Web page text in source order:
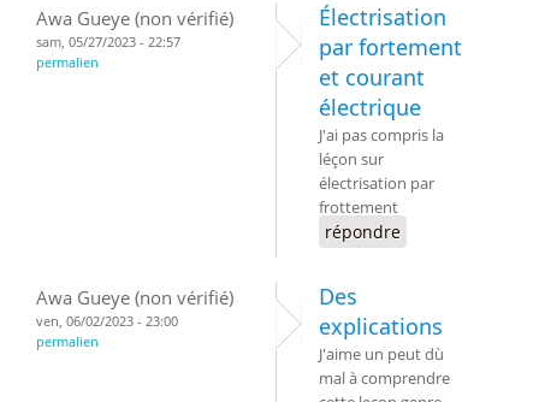
Awa Gueye (non vérifié)
sam, 05/27/2023 - 22:57
permalien
Électrisation
par fortement
et courant
électrique
J'ai pas compris la
léçon sur
électrisation par
frottement
répondre
Awa Gueye (non vérifié)
ven, 06/02/2023 - 23:00
permalien
Des
explications
J'aime un peut dù
mal à comprendre